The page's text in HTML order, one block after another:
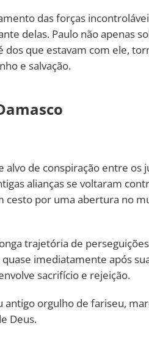
das forças
delas. Paulo não apenas
que estavam com ele,
e salvação.
alvo de conspiração entre os
alianças se voltaram
cesto por uma abertura no
trajetória de
imediatamente após
sacrifício e rejeição.
antigo orgulho de fariseu,
Deus.